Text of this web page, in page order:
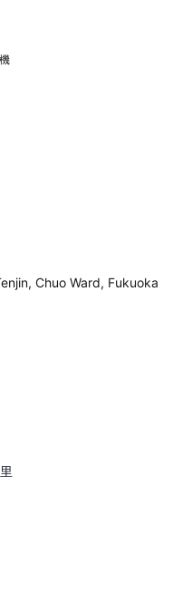
Chuo Ward, Fukuoka